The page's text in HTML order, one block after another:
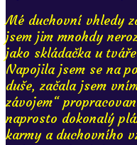
Mé duchovní vhledy
jsem jim mnohdy
jako skládačka u
Napojila jsem se na
duše, začala jsem
závojem“
naprosto dokonalý
karmy a duchovního